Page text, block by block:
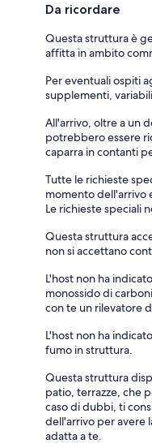
Da ricordare
Questa struttura è
affitta in ambito
Per eventuali ospiti
supplementi,
All'arrivo, oltre a un
potrebbero essere
caparra in contanti
Tutte le richieste
momento dell'arrivo
Le richieste speciali
Questa struttura
non si accettano
L'host non ha
monossido di
con te un rilevatore
L'host non ha
fumo in struttura.
Questa struttura
patio, terrazze, che
caso di dubbi, ti
dell'arrivo per avere
adatta a te.